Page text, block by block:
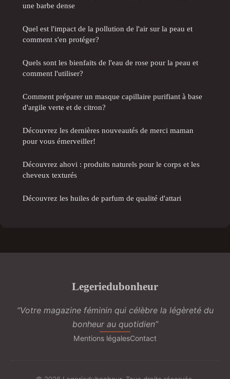
une barbe dense
Quel est l'impact de la pollution de l'air sur la peau et
comment s'en protéger?
Quels sont les bienfaits de l'eau de rose pour la peau et
comment l'utiliser?
Comment préparer un masque capillaire purifiant à base
d'argile verte et de citron?
Découvrez les dernières nouveautés de merci maman
pour vous émerveiller!
Découvrez ahovi : produits naturels pour le corps et les
cheveux texturés
Découvrez les huiles de parfum de qualité d'attari
Legeriedubonheur
“Votre magazine féminin qui célèbre la légèreté du
bonheur au quotidien”
Mentions légalesContact